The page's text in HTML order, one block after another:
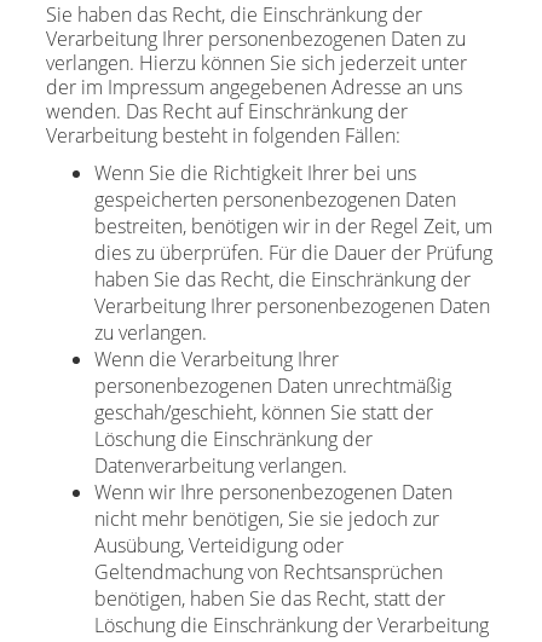
Sie haben das Recht, die Einschränkung der
Verarbeitung Ihrer personenbezogenen Daten zu
verlangen. Hierzu können Sie sich jederzeit unter
der im Impressum angegebenen Adresse an uns
wenden. Das Recht auf Einschränkung der
Verarbeitung besteht in folgenden Fällen:
Wenn Sie die Richtigkeit Ihrer bei uns
gespeicherten personenbezogenen Daten
bestreiten, benötigen wir in der Regel Zeit, um
dies zu überprüfen. Für die Dauer der Prüfung
haben Sie das Recht, die Einschränkung der
Verarbeitung Ihrer personenbezogenen Daten
zu verlangen.
Wenn die Verarbeitung Ihrer
personenbezogenen Daten unrechtmäßig
geschah/geschieht, können Sie statt der
Löschung die Einschränkung der
Datenverarbeitung verlangen.
Wenn wir Ihre personenbezogenen Daten
nicht mehr benötigen, Sie sie jedoch zur
Ausübung, Verteidigung oder
Geltendmachung von Rechtsansprüchen
benötigen, haben Sie das Recht, statt der
Löschung die Einschränkung der Verarbeitung